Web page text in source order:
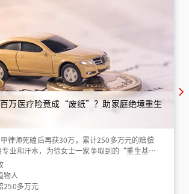
万医疗险竟成“废纸”？助家庭绝境重生
律师死磕后再获30万，累计250多万元的赔偿
专业和汗水，为徐女士一家争取到的“重生基
物人
250多万元